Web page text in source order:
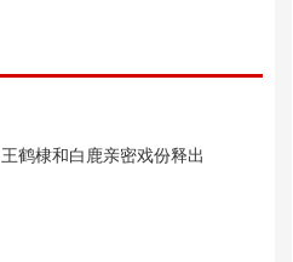
王鹤棣和白鹿亲密戏份释出